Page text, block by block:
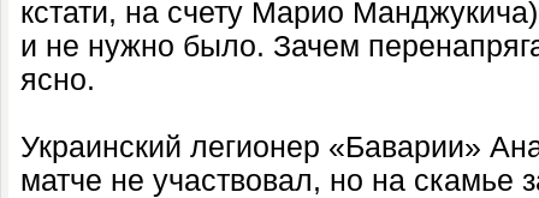
кстати, на счету Марио
и не нужно было. Зачем
ясно.
Украинский легионер «Баварии»
матче не участвовал, но на скамье